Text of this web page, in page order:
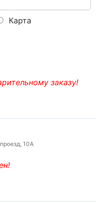
Карта
заказу!
10А